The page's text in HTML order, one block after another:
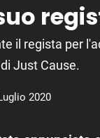
il regista per
Just Cause.
2020